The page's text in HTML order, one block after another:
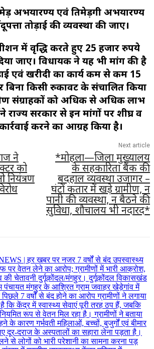
अभयारण्य एवं तिमेड़गी अभयारण्य
तोड़ाई की व्यवस्था की जाए।
में वृद्धि करते हुए 25 हजार रुपये
जाए। विधायक ने यह भी मांग की है
एवं खरीदी का कार्य कम से कम 15
बिना किसी रुकावट के संचालित किया
संग्राहकों को अधिक से अधिक लाभ
राज्य सरकार से इन मांगों पर शीघ्र व
करने का आग्रह किया है।
ने
को
नियंत्रण
Next article
*मोहला—जिला मुख्यालय
के सहकारिता बैंक की
बदहाल व्यवस्था उजागर –
घंटों कतार में खड़े ग्रामीण, न
पानी की व्यवस्था, न बैठने की
सुविधा, शौचालय भी नदारद*